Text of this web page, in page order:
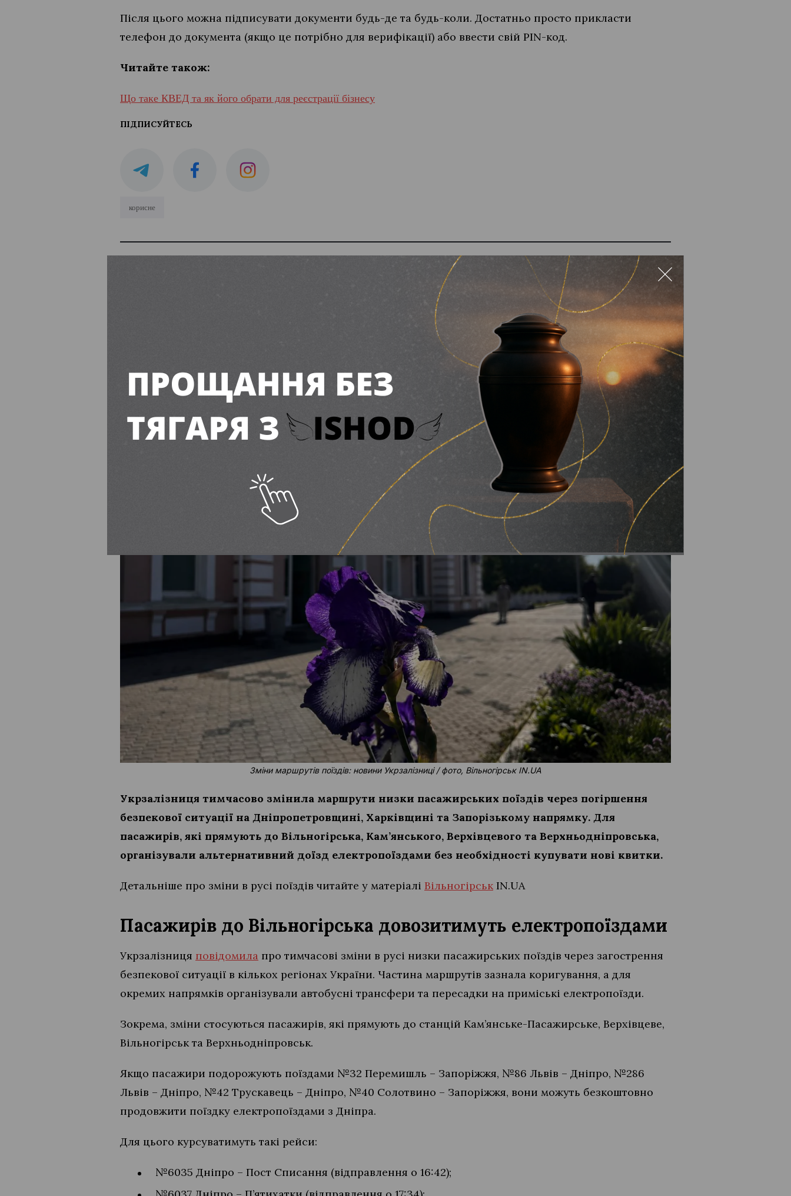
Після цього можна підписувати документи будь-де та будь-коли. Достатньо просто прикласти
телефон до документа (якщо це потрібно для верифікації) або ввести свій PIN-код.
Читайте також:
Що таке КВЕД та як його обрати для реєстрації бізнесу
ПІДПИСУЙТЕСЬ
корисне
Через безпекову ситуацію змінили маршрути
поїздів: що потрібно знати пасажирам із
Діана Попович 12:30, 7 Серпня 2026
Зміни маршрутів поїздів: новини Укрзалізниці / фото, Вільногірськ IN.UA
Укрзалізниця тимчасово змінила маршрути низки пасажирських поїздів через погіршення
безпекової ситуації на Дніпропетровщині, Харківщині та Запорізькому напрямку. Для
пасажирів, які прямують до Вільногірська, Кам’янського, Верхівцевого та Верхньодніпровська,
організували альтернативний доїзд електропоїздами без необхідності купувати нові квитки.
Детальніше про зміни в русі поїздів читайте у матеріалі Вільногірськ IN.UA
Пасажирів до Вільногірська довозитимуть електропоїздами
Укрзалізниця повідомила про тимчасові зміни в русі низки пасажирських поїздів через загострення
безпекової ситуації в кількох регіонах України. Частина маршрутів зазнала коригування, а для
окремих напрямків організували автобусні трансфери та пересадки на приміські електропоїзди.
Зокрема, зміни стосуються пасажирів, які прямують до станцій Кам’янське-Пасажирське, Верхівцеве,
Вільногірськ та Верхньодніпровськ.
Якщо пасажири подорожують поїздами №32 Перемишль – Запоріжжя, №86 Львів – Дніпро, №286
Львів – Дніпро, №42 Трускавець – Дніпро, №40 Солотвино – Запоріжжя, вони можуть безкоштовно
продовжити поїздку електропоїздами з Дніпра.
Для цього курсуватимуть такі рейси:
№6035 Дніпро – Пост Списання (відправлення о 16:42);